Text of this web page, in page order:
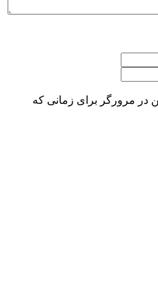
برای زمانی که